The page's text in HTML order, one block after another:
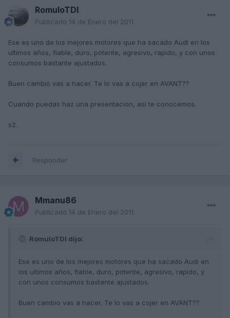
RomuloTDI
Publicado 14 de Enero del 2011
Ese es uno de los mejores motores que ha sacado Audi en los
ultimos años, fiable, duro, potente, agresivo, rapido, y con unos
consumos bastante ajustados.
Buen cambio vas a hacer. Te lo vas a cojer en AVANT??
Cuando puedas haz una presentacion, asi te conocemos.
s2.
Responder
Mmanu86
Publicado 14 de Enero del 2011
RomuloTDI dijo:
Ese es uno de los mejores motores que ha sacado Audi en
los ultimos años, fiable, duro, potente, agresivo, rapido, y
con unos consumos bastante ajustados.
Buen cambio vas a hacer. Te lo vas a cojer en AVANT??